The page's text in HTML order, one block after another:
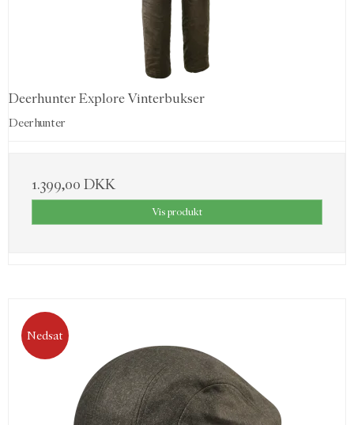
Deerhunter Explore Vinterbukser
Deerhunter
1.399,00 DKK
Vis produkt
Nedsat